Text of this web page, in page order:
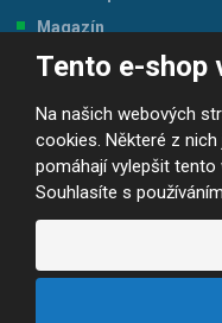
Tento e-shop
Na našich webových
cookies. Některé z
pomáhají vylepšit tento
Souhlasíte s
Magazín
Tabulka velikostí
© 2026, JP-SPORT.CZ
Prohlášení o přístupnosti |Mapa
VYROBILA
R